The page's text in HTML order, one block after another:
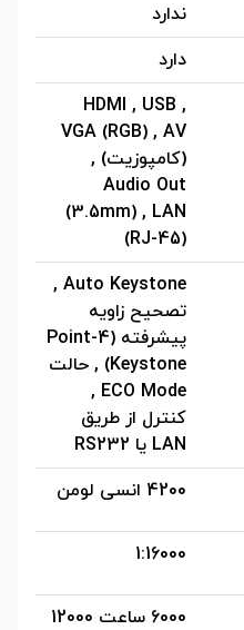
ندارد
دارد
HDMI , USB ,
VGA (RGB) , AV
(کامپوزیت) ,
Audio Out
(3.5mm) , LAN
(RJ-45)
Auto Keystone ,
تصحیح زاویه
پیشرفته (4-Point
Keystone) , حالت
ECO Mode ,
کنترل از طریق
LAN یا RS232
4200 انسی لومن
1:16000
6000 ساعت 12000